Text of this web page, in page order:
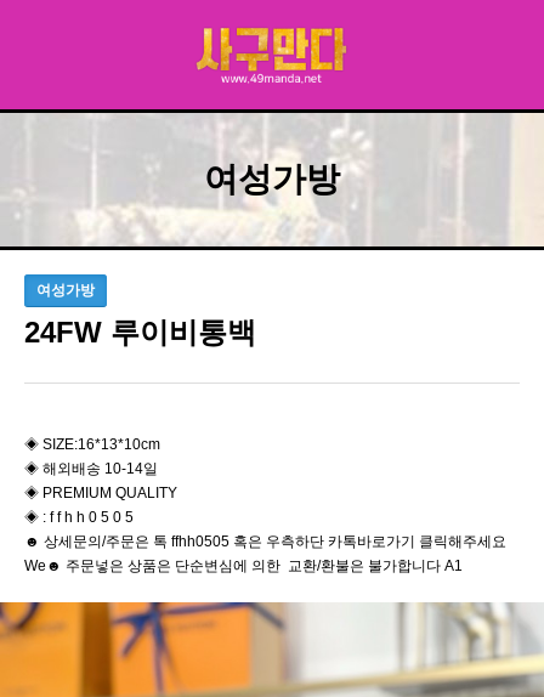
여성가방
여성가방
24FW 루이비통백
◈ SIZE:16*13*10cm
◈ 해외배송 10-14일
◈ PREMIUM QUALITY
◈ : f f h h 0 5 0 5
☻ 상세문의/주문은 톡 ffhh0505 혹은 우측하단 카톡바로가기 클릭해주세요
We☻ 주문넣은 상품은 단순변심에 의한 교환/환불은 불가합니다 A1